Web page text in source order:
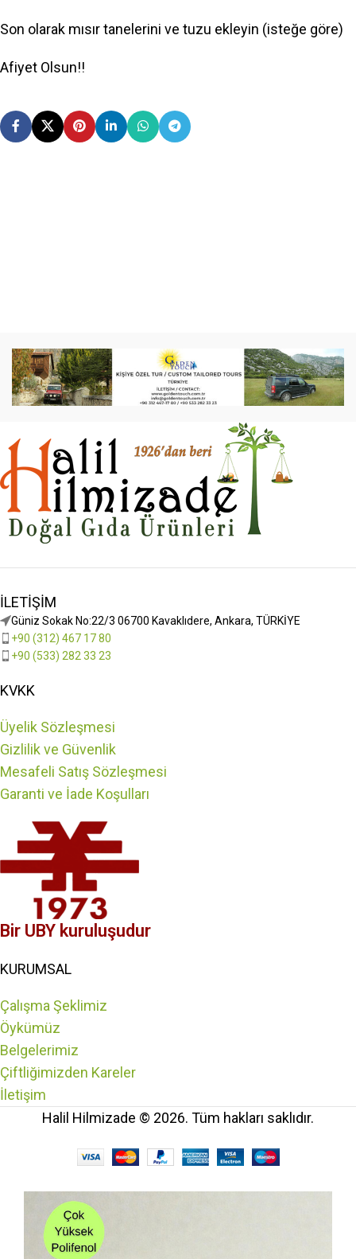
Son olarak mısır tanelerini ve tuzu ekleyin (isteğe göre)
Afiyet Olsun!!
İLETIŞIM
Güniz Sokak No:22/3 06700 Kavaklıdere, Ankara, TÜRKİYE
+90 (312) 467 17 80
+90 (533) 282 33 23
KVKK
Üyelik Sözleşmesi
Gizlilik ve Güvenlik
Mesafeli Satış Sözleşmesi
Garanti ve İade Koşulları
Bir UBY kuruluşudur
KURUMSAL
Çalışma Şeklimiz
Öykümüz
Belgelerimiz
Çiftliğimizden Kareler
İletişim
Halil Hilmizade © 2026. Tüm hakları saklıdır.